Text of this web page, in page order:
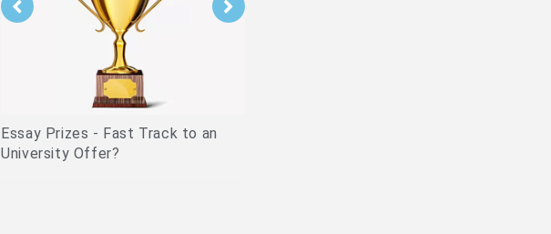
Essay Prizes - Fast Track to an
University Offer?